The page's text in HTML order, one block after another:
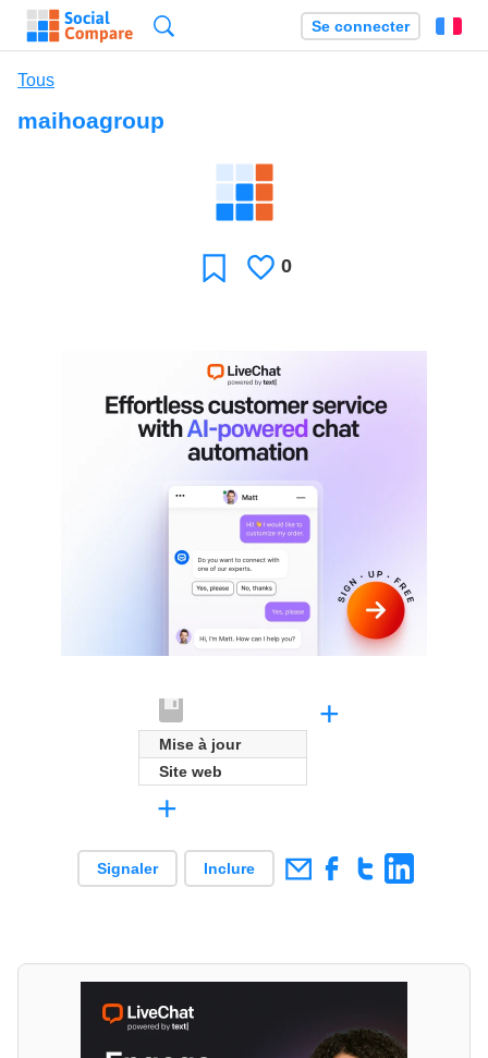
Se connecter
Tous
maihoagroup
Favori J'aime
0
Mise à jour
Site web
+
+
Signaler Inclure